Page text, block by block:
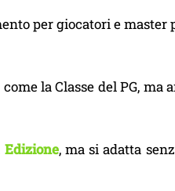
per giocatori e master
la Classe del PG, ma
, ma si adatta